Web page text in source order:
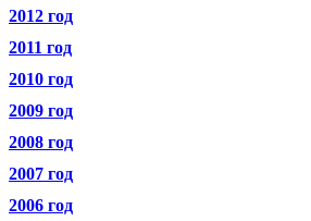
2012 год
2011 год
2010 год
2009 год
2008 год
2007 год
2006 год